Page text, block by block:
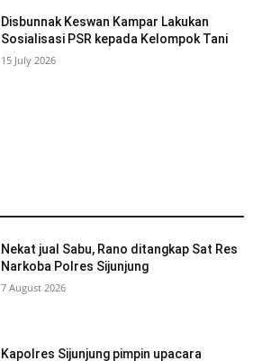
Disbunnak Keswan Kampar Lakukan
Sosialisasi PSR kepada Kelompok Tani
15 July 2026
Nekat jual Sabu, Rano ditangkap Sat Res
Narkoba Polres Sijunjung
7 August 2026
Kapolres Sijunjung pimpin upacara